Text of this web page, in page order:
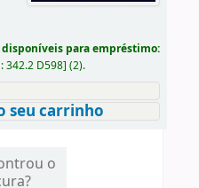
para empréstimo:
342.2 D598] (2).
seu carrinho
o